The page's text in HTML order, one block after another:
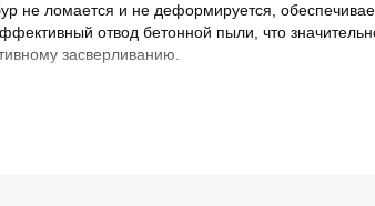
не ломается и не деформируется,
отвод бетонной пыли, что
засверливанию.
plus